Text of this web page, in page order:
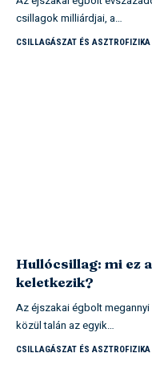
csillagok milliárdjai, a…
CSILLAGÁSZAT ÉS ASZTROFIZIKA
Hullócsillag: mi ez
keletkezik?
Az éjszakai égbolt
közül talán az egyik…
CSILLAGÁSZAT ÉS ASZTROFIZIKA